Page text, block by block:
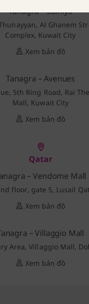
Tanagra – Salhiya
Al Ghanem
Complex, Kuwait City
Xem bản đồ
Tanagra – Avenues
5th Ring Road, Rai
Mall, Kuwait City
Xem bản đồ
Qatar
– Vendome Mall
floor, gate 5, Lusail
Xem bản đồ
– Villaggio Mall
Area, Villaggio Mall,
Xem bản đồ